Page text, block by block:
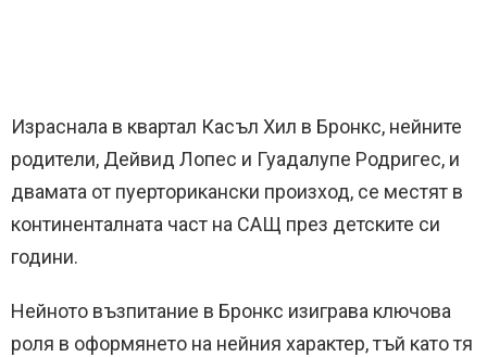
Израснала в квартал Касъл Хил в Бронкс, нейните
родители, Дейвид Лопес и Гуадалупе Родригес, и
двамата от пуерторикански произход, се местят в
континенталната част на САЩ през детските си
години.
Нейното възпитание в Бронкс изиграва ключова
роля в оформянето на нейния характер, тъй като тя